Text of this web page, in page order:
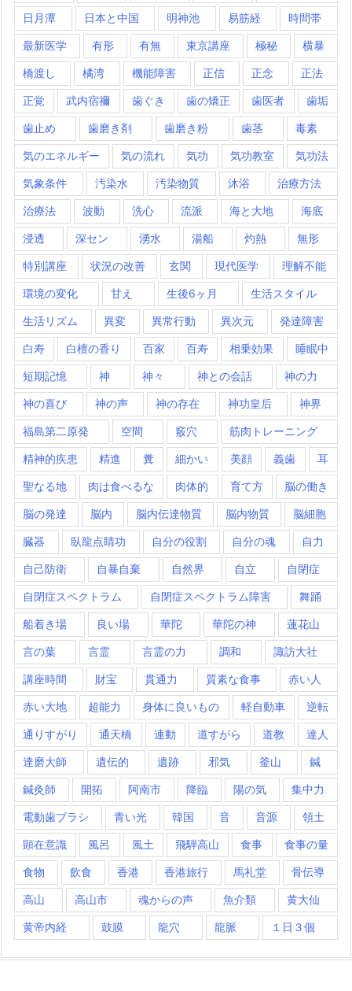
日月潭 日本と中国 明神池 易筋経 時間帯
最新医学 有形 有無 東京講座 極秘 横暴
橋渡し 橘湾 機能障害 正信 正念 正法
正覚 武内宿禰 歯ぐき 歯の矯正 歯医者 歯垢
歯止め 歯磨き剤 歯磨き粉 歯茎 毒素
気のエネルギー 気の流れ 気功 気功教室 気功法
気象条件 汚染水 汚染物質 沐浴 治療方法
治療法 波動 洗心 流派 海と大地 海底
浸透 深セン 湧水 湯船 灼熱 無形
特別講座 状況の改善 玄関 現代医学 理解不能
環境の変化 甘え 生後6ヶ月 生活スタイル
生活リズム 異変 異常行動 異次元 発達障害
白寿 白檀の香り 百家 百寿 相乗効果 睡眠中
短期記憶 神 神々 神との会話 神の力
神の喜び 神の声 神の存在 神功皇后 神界
福島第二原発 空間 竅穴 筋肉トレーニング
精神的疾患 精進 糞 細かい 美顔 義歯 耳
聖なる地 肉は食べるな 肉体的 育て方 脳の働き
脳の発達 脳内 脳内伝達物質 脳内物質 脳細胞
臓器 臥龍点睛功 自分の役割 自分の魂 自力
自己防衛 自暴自棄 自然界 自立 自閉症
自閉症スペクトラム 自閉症スペクトラム障害 舞踊
船着き場 良い場 華陀 華陀の神 蓮花山
言の葉 言霊 言霊の力 調和 諏訪大社
講座時間 財宝 貫通力 質素な食事 赤い人
赤い大地 超能力 身体に良いもの 軽自動車 逆転
通りすがり 通天橋 連動 道すがら 道教 達人
達磨大師 遺伝的 遺跡 邪気 釜山 鍼
鍼灸師 開拓 阿南市 降臨 陽の気 集中力
電動歯ブラシ 青い光 韓国 音 音源 領土
顕在意識 風呂 風土 飛騨高山 食事 食事の量
食物 飲食 香港 香港旅行 馬礼堂 骨伝導
高山 高山市 魂からの声 魚介類 黄大仙
黄帝内経 鼓膜 龍穴 龍脈 １日３個